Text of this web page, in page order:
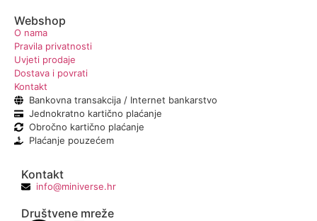
Webshop
O nama
Pravila privatnosti
Uvjeti prodaje
Dostava i povrati
Kontakt
Bankovna transakcija / Internet bankarstvo
Jednokratno kartično plaćanje
Obročno kartično plaćanje
Plaćanje pouzećem
Kontakt
info@miniverse.hr
Društvene mreže